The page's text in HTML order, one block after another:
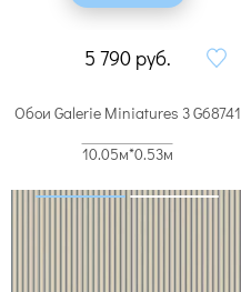
5 790 руб.
Обои Galerie Miniatures 3 G68741
10.05м*0.53м